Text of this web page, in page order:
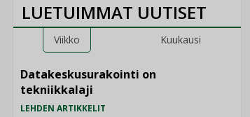
LUETUIMMAT UUTISET
Viikko Kuukausi
Datakeskusurakointi on
tekniikkalaji
LEHDEN ARTIKKELIT